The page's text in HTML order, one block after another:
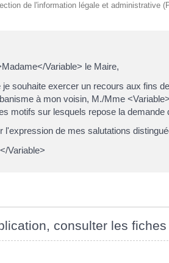
de l'information légale et administrative
Variable> le Maire,
souhaite exercer un recours aux fins
à mon voisin, M./Mme
motifs sur lesquels repose la
l'expression de mes salutations
Variable>
consulter les